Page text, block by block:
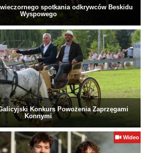
spotkania odkrywców Beskidu
Wyspowego
Konkurs Powożenia Zaprzęgami
Konnymi
Wideo